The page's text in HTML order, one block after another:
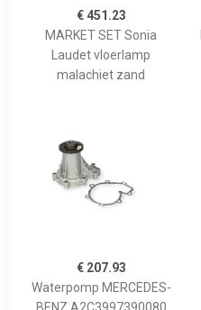
€ 451.23
MARKET SET Sonia
Laudet vloerlamp
malachiet zand
€ 207.93
Waterpomp MERCEDES-